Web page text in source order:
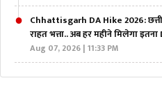
Chhattisgarh DA Hike 2026:
राहत भत्ता.. अब हर महीने मिलेगा
Aug 07, 2026 | 11:33 PM